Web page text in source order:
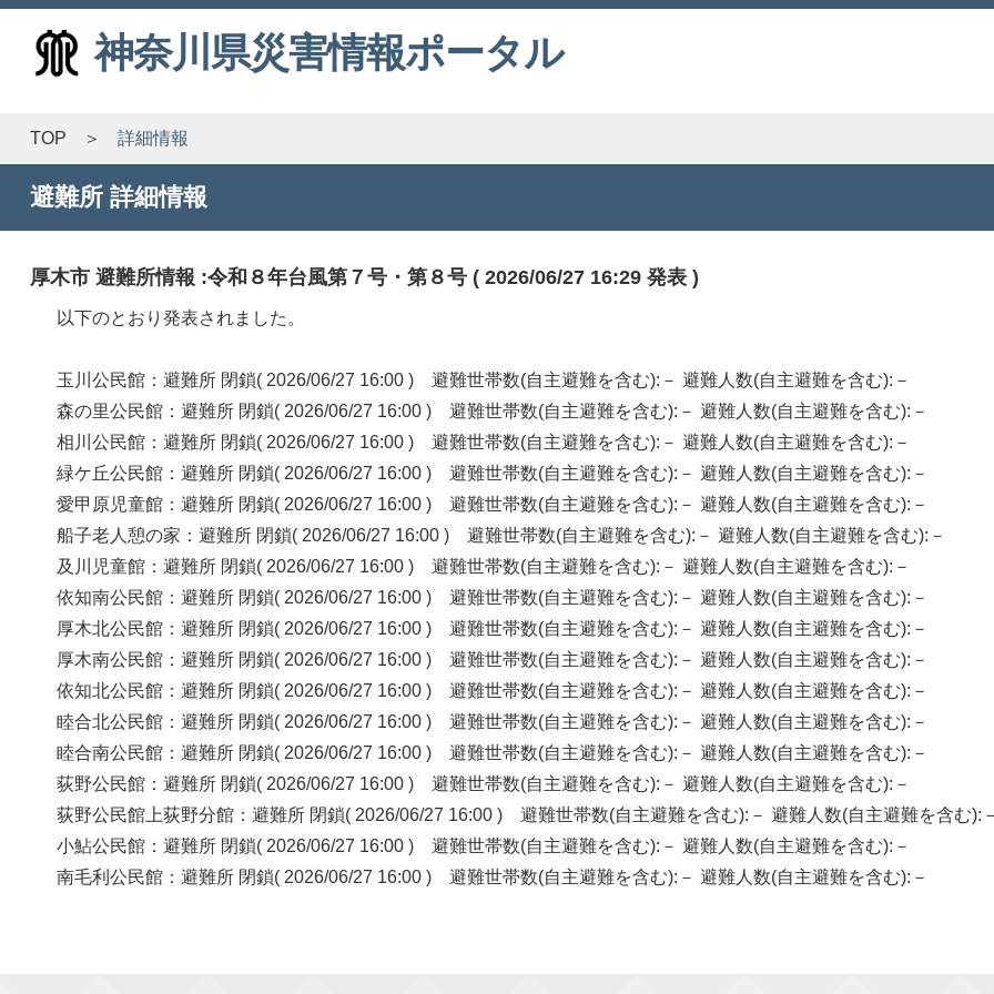
神奈川県災害情報ポータル
TOP 詳細情報
避難所 詳細情報
厚木市 避難所情報 :令和８年台風第７号・第８号 ( 2026/06/27 16:29 発表 )
以下のとおり発表されました。
玉川公民館：避難所 閉鎖( 2026/06/27 16:00 ) 避難世帯数(自主避難を含む):－ 避難人数(自主避難を含む):－
森の里公民館：避難所 閉鎖( 2026/06/27 16:00 ) 避難世帯数(自主避難を含む):－ 避難人数(自主避難を含む):－
相川公民館：避難所 閉鎖( 2026/06/27 16:00 ) 避難世帯数(自主避難を含む):－ 避難人数(自主避難を含む):－
緑ケ丘公民館：避難所 閉鎖( 2026/06/27 16:00 ) 避難世帯数(自主避難を含む):－ 避難人数(自主避難を含む):－
愛甲原児童館：避難所 閉鎖( 2026/06/27 16:00 ) 避難世帯数(自主避難を含む):－ 避難人数(自主避難を含む):－
船子老人憩の家：避難所 閉鎖( 2026/06/27 16:00 ) 避難世帯数(自主避難を含む):－ 避難人数(自主避難を含む):－
及川児童館：避難所 閉鎖( 2026/06/27 16:00 ) 避難世帯数(自主避難を含む):－ 避難人数(自主避難を含む):－
依知南公民館：避難所 閉鎖( 2026/06/27 16:00 ) 避難世帯数(自主避難を含む):－ 避難人数(自主避難を含む):－
厚木北公民館：避難所 閉鎖( 2026/06/27 16:00 ) 避難世帯数(自主避難を含む):－ 避難人数(自主避難を含む):－
厚木南公民館：避難所 閉鎖( 2026/06/27 16:00 ) 避難世帯数(自主避難を含む):－ 避難人数(自主避難を含む):－
依知北公民館：避難所 閉鎖( 2026/06/27 16:00 ) 避難世帯数(自主避難を含む):－ 避難人数(自主避難を含む):－
睦合北公民館：避難所 閉鎖( 2026/06/27 16:00 ) 避難世帯数(自主避難を含む):－ 避難人数(自主避難を含む):－
睦合南公民館：避難所 閉鎖( 2026/06/27 16:00 ) 避難世帯数(自主避難を含む):－ 避難人数(自主避難を含む):－
荻野公民館：避難所 閉鎖( 2026/06/27 16:00 ) 避難世帯数(自主避難を含む):－ 避難人数(自主避難を含む):－
荻野公民館上荻野分館：避難所 閉鎖( 2026/06/27 16:00 ) 避難世帯数(自主避難を含む):－ 避難人数(自主避難を含む):
小鮎公民館：避難所 閉鎖( 2026/06/27 16:00 ) 避難世帯数(自主避難を含む):－ 避難人数(自主避難を含む):－
南毛利公民館：避難所 閉鎖( 2026/06/27 16:00 ) 避難世帯数(自主避難を含む):－ 避難人数(自主避難を含む):－